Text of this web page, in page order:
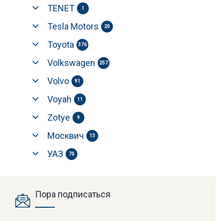
TENET 1
Tesla Motors 20
Toyota 376
Volkswagen 257
Volvo 91
Voyah 11
Zotye 9
Москвич 13
УАЗ 70
Пора подписаться